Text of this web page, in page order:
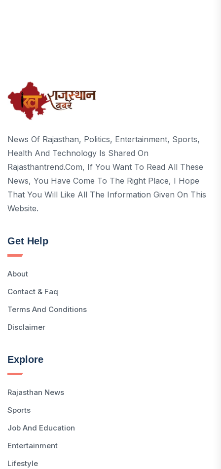
News Of Rajasthan, Politics, Entertainment, Sports,
Health And Technology Is Shared On
Rajasthantrend.com, If You Want To Read All These
News, You Have Come To The Right Place, I Hope
That You Will Like All The Information Given On This
Website.
Get Help
About
Contact & Faq
Terms And Conditions
Disclaimer
Explore
Rajasthan News
Sports
Job And Education
Entertainment
Lifestyle